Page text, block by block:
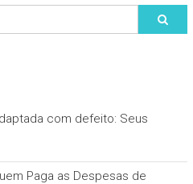
com defeito: Seus
Paga as Despesas de